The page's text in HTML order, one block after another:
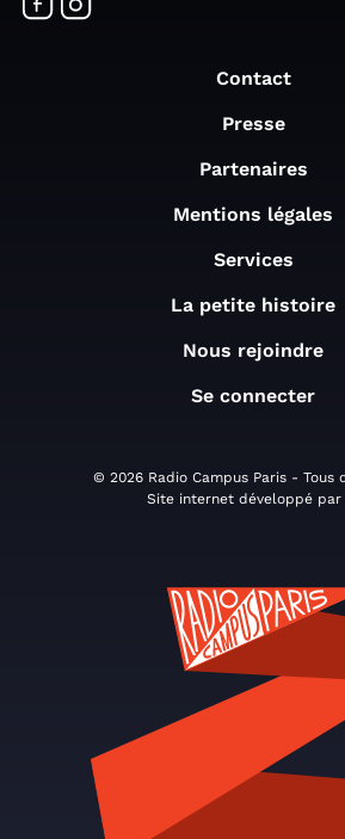
Contact
Presse
Partenaires
Mentions légales
Services
La petite histoire
Nous rejoindre
Se connecter
© 2026 Radio Campus Paris - Tous
Site internet développé par